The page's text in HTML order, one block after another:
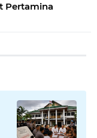
Pertamina